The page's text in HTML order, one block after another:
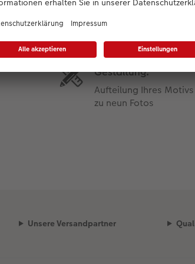
Gestaltung:
Aufteilung Ihres
zu neun Fotos
Unsere Versandpartner